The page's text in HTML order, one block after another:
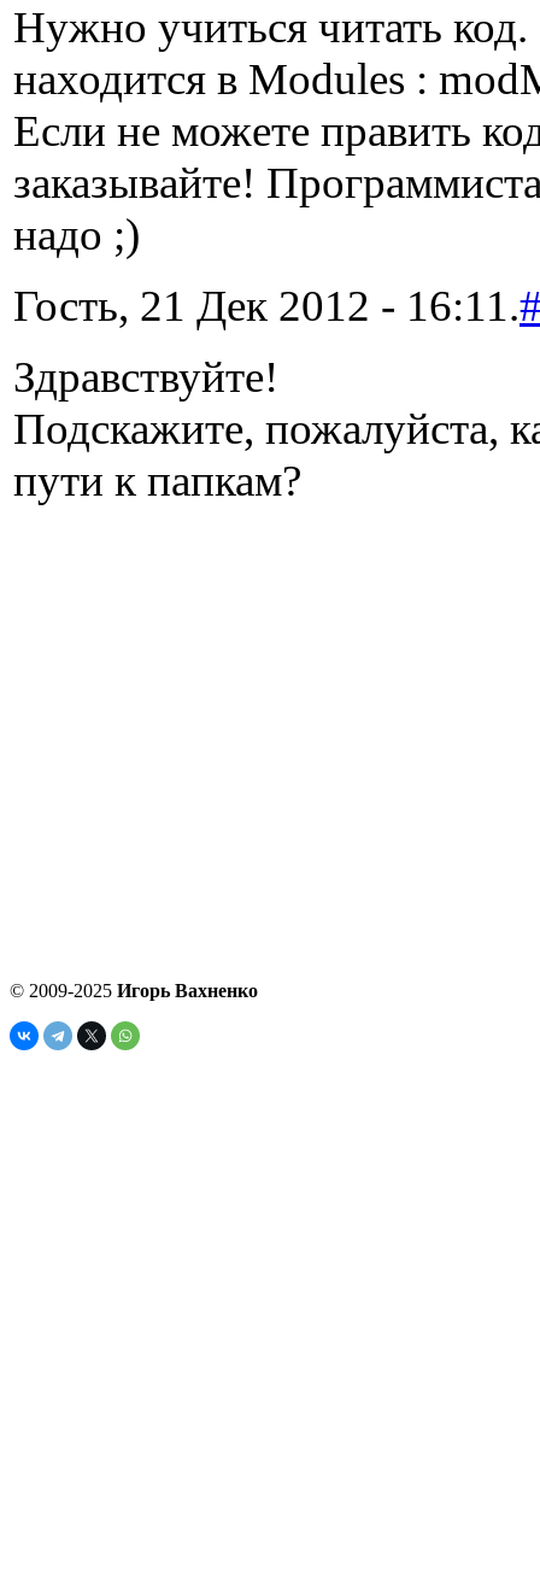
Нужно учиться читать
находится в Modules :
Если не можете править
заказывайте!
надо ;)
Гость, 21 Дек 2012 - 16:11.
Здравствуйте!
Подскажите, пожалуйста,
пути к папкам?
© 2009-2025 Игорь Вахненко